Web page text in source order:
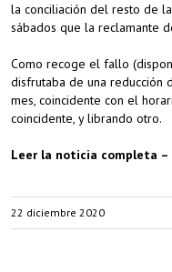
la conciliación del resto de
sábados que la reclamante
Como recoge el fallo
disfrutaba de una reducción
mes, coincidente con el
coincidente, y librando otro.
Leer la noticia completa –
22 diciembre 2020